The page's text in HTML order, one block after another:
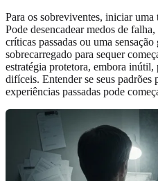
Para os sobreviventes, iniciar uma
Pode desencadear medos de
críticas passadas ou uma
sobrecarregado para sequer
estratégia protetora, embora inútil,
difíceis. Entender se seus padrões
experiências passadas pode